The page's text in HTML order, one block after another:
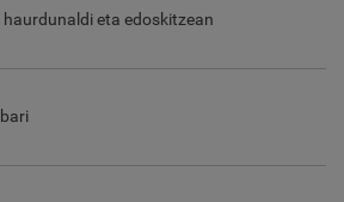
eta edoskitzean